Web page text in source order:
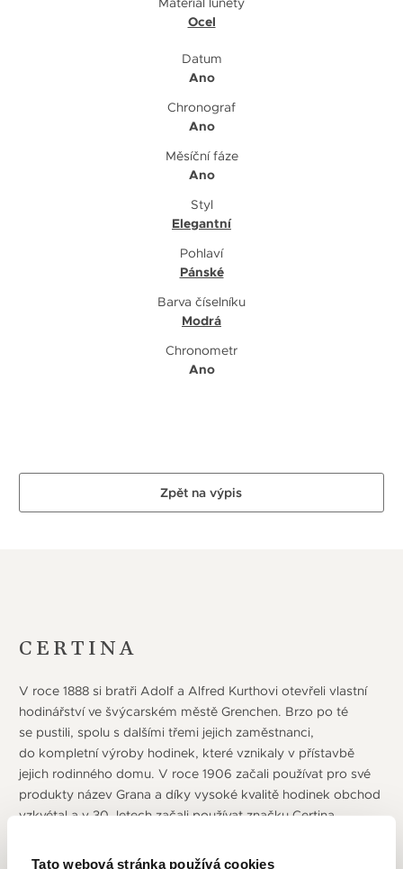
Tato webová stránka používá cookies
Ocel
Datum
Ano
Chronograf
Ano
Měsíční fáze
Ano
Styl
Elegantní
Pohlaví
Pánské
Barva číselníku
Modrá
Chronometr
Ano
Zpět na výpis
CERTINA
V roce 1888 si bratři Adolf a Alfred Kurthovi otevřeli vlastní
hodinářství ve švýcarském městě Grenchen. Brzo po té
se pustili, spolu s dalšími třemi jejich zaměstnanci,
do kompletní výroby hodinek, které vznikaly v přístavbě
jejich rodinného domu. V roce 1906 začali používat pro své
produkty název Grana a díky vysoké kvalitě hodinek obchod
vzkvétal a v 30. letech začali používat značku Certina.
používaná jako jediný název značky. Ve dvacátých letech